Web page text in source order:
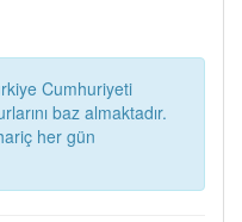
Cumhuriyeti
baz almaktadır.
her gün